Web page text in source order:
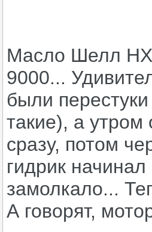
Масло Шелл
9000...
были
такие), а утром
сразу, потом
гидрик
замолкало...
А говорят,